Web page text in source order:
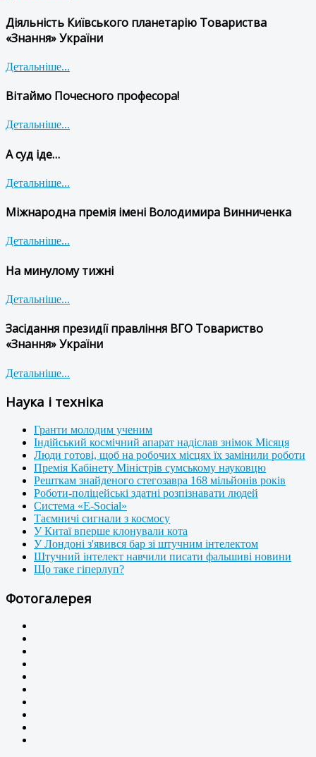
Діяльність Київського планетарію Товариства
«Знання» України
Детальніше...
Вітаймо Почесного професора!
Детальніше...
А суд іде…
Детальніше...
Міжнародна премія імені Володимира Винниченка
Детальніше...
На минулому тижні
Детальніше...
Засідання президії правління ВГО Товариство
«Знання» України
Детальніше...
Наука і техніка
Гранти молодим ученим
Індійський космічний апарат надіслав знімок Місяця
Люди готові, щоб на робочих місцях їх замінили роботи
Премія Кабінету Міністрів сумському науковцю
Решткам знайденого стегозавра 168 мільйонів років
Роботи-поліцейські здатні розпізнавати людей
Система «E-Social»
Таємничі сигнали з космосу
У Китаї вперше клонували кота
У Лондоні з'явився бар зі штучним інтелектом
Штучний інтелект навчили писати фальшиві новини
Що таке гіперлуп?
Фотогалерея